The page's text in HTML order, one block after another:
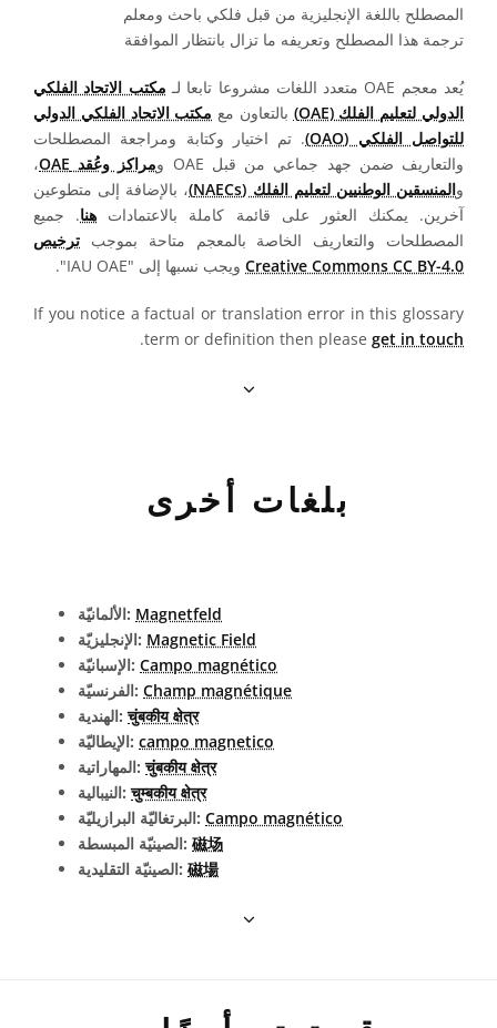
المصطلح باللغة الإنجليزية من قبل فلكي باحث ومعلم
ترجمة هذا المصطلح وتعريفه ما تزال بانتظار الموافقة
يُعد معجم OAE متعدد اللغات مشروعا تابعا لـ
مكتب الاتحاد الفلكي
الدولي لتعليم الفلك (OAE)
بالتعاون مع مكتب الاتحاد الفلكي الدولي
للتواصل الفلكي (OAO)
. تم اختيار وكتابة ومراجعة المصطلحات
والتعاريف ضمن جهد جماعي من قبل OAE و
مراكز وعُقد OAE
،
والمنسقين الوطنيين لتعليم الفلك (NAECs)
، بالإضافة إلى متطوعين
آخرين. يمكنك العثور على قائمة كاملة بالاعتمادات هنا. جميع
المصطلحات والتعاريف الخاصة بالمعجم متاحة بموجب ترخيص
Creative Commons CC BY-4.0 ويجب نسبها إلى "IAU OAE".
If you notice a factual or translation error in this glossary
term or definition then please get in touch
.
بلغات أخرى
الألمانيّة: Magnetfeld
الإنجليزيّة: Magnetic Field
الإسبانيّة: Campo magnético
الفرنسيّة: Champ magnétique
الهندية:चुंबकीय क्षेत्र
الإيطاليّة: campo magnetico
المهاراتية:चुंबकीय क्षेत्र
النيبالية:चुम्बकीय क्षेत्र
البرتغاليّة البرازيليّة: Campo magnético
الصينيّة المبسطة: 磁场
الصينيّة التقليدية: 磁場